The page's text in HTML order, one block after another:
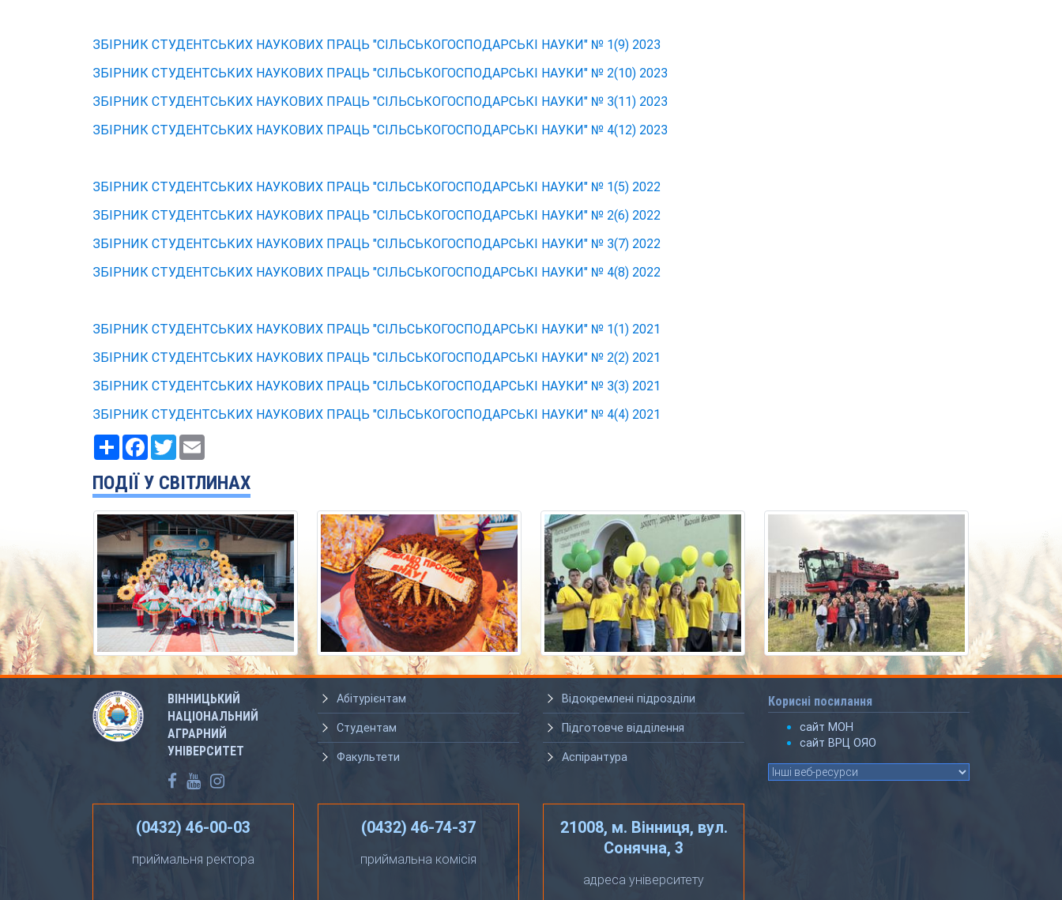
ЗБІРНИК СТУДЕНТСЬКИХ НАУКОВИХ ПРАЦЬ "СІЛЬСЬКОГОСПОДАРСЬКІ НАУКИ" № 1(9) 2023
ЗБІРНИК СТУДЕНТСЬКИХ НАУКОВИХ ПРАЦЬ "СІЛЬСЬКОГОСПОДАРСЬКІ НАУКИ" № 2(10) 2023
ЗБІРНИК СТУДЕНТСЬКИХ НАУКОВИХ ПРАЦЬ "СІЛЬСЬКОГОСПОДАРСЬКІ НАУКИ" № 3(11) 2023
ЗБІРНИК СТУДЕНТСЬКИХ НАУКОВИХ ПРАЦЬ "СІЛЬСЬКОГОСПОДАРСЬКІ НАУКИ" № 4(12) 2023
ЗБІРНИК СТУДЕНТСЬКИХ НАУКОВИХ ПРАЦЬ "СІЛЬСЬКОГОСПОДАРСЬКІ НАУКИ" № 1(5) 2022
ЗБІРНИК СТУДЕНТСЬКИХ НАУКОВИХ ПРАЦЬ "СІЛЬСЬКОГОСПОДАРСЬКІ НАУКИ" № 2(6) 2022
ЗБІРНИК СТУДЕНТСЬКИХ НАУКОВИХ ПРАЦЬ "СІЛЬСЬКОГОСПОДАРСЬКІ НАУКИ" № 3(7) 2022
ЗБІРНИК СТУДЕНТСЬКИХ НАУКОВИХ ПРАЦЬ "СІЛЬСЬКОГОСПОДАРСЬКІ НАУКИ" № 4(8) 2022
ЗБІРНИК СТУДЕНТСЬКИХ НАУКОВИХ ПРАЦЬ "СІЛЬСЬКОГОСПОДАРСЬКІ НАУКИ" № 1(1) 2021
ЗБІРНИК СТУДЕНТСЬКИХ НАУКОВИХ ПРАЦЬ "СІЛЬСЬКОГОСПОДАРСЬКІ НАУКИ" № 2(2) 2021
ЗБІРНИК СТУДЕНТСЬКИХ НАУКОВИХ ПРАЦЬ "СІЛЬСЬКОГОСПОДАРСЬКІ НАУКИ" № 3(3) 2021
ЗБІРНИК СТУДЕНТСЬКИХ НАУКОВИХ ПРАЦЬ "СІЛЬСЬКОГОСПОДАРСЬКІ НАУКИ" № 4(4) 2021
РесурсFacebook
Twitter
ПОДІЇ У СВІТЛИНАХ
ВІННИЦЬКИЙ
НАЦІОНАЛЬНИЙ
АГРАРНИЙ
УНІВЕРСИТЕТ
Абітурієнтам
Студентам
Факультети
Відокремлені підрозділи
Підготовче відділення
Аспірантура
Корисні посилання
сайт МОН
сайт ВРЦ ОЯО
(0432) 46-00-03
приймальня ректора
(0432) 46-74-37
приймальна комісія
21008, м. Вінниця, вул.
Сонячна, 3
адреса університету